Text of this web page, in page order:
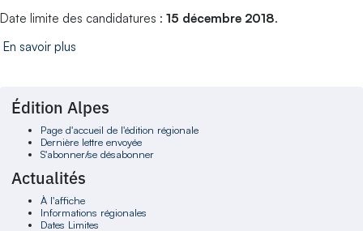
Date limite des candidatures : 15 décembre 2018.
En savoir plus
Édition Alpes
Page d'accueil de l'édition régionale
Dernière lettre envoyée
S'abonner/se désabonner
Actualités
À l'affiche
Informations régionales
Dates Limites